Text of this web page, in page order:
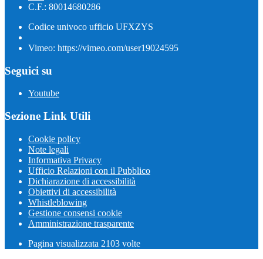
C.F.: 80014680286
Codice univoco ufficio UFXZYS
Vimeo: https://vimeo.com/user19024595
Seguici su
Youtube
Sezione Link Utili
Cookie policy
Note legali
Informativa Privacy
Ufficio Relazioni con il Pubblico
Dichiarazione di accessibilità
Obiettivi di accessibilità
Whistleblowing
Gestione consensi cookie
Amministrazione trasparente
Pagina visualizzata 2103 volte